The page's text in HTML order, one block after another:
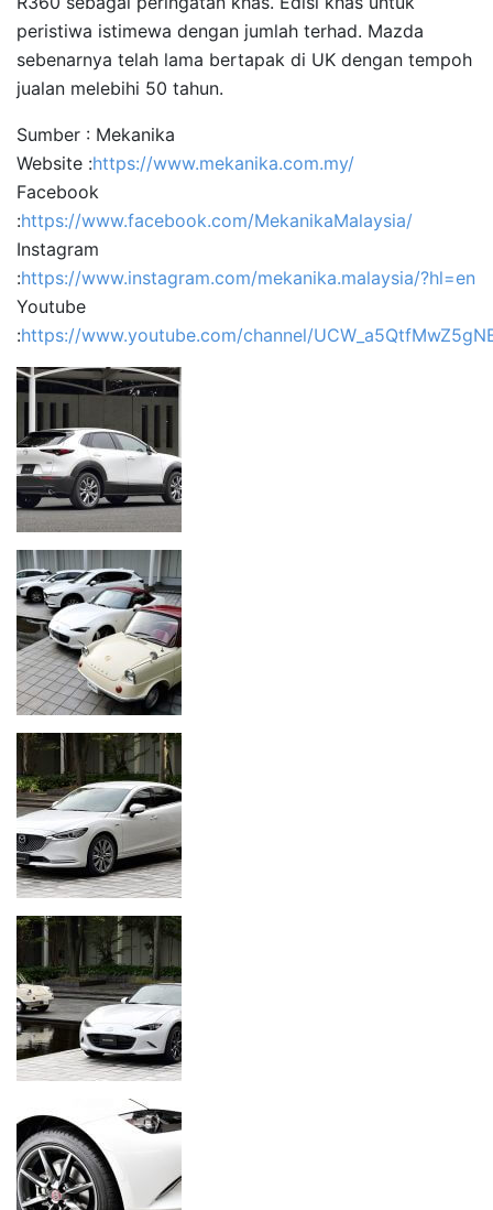
peristiwa istimewa dengan jumlah terhad. Mazda
sebenarnya telah lama bertapak di UK dengan tempoh
jualan melebihi 50 tahun.
Sumber : Mekanika
Website :https://www.mekanika.com.my/
Facebook
:https://www.facebook.com/MekanikaMalaysia/
Instagram
:https://www.instagram.com/mekanika.malaysia/?hl=en
Youtube
:https://www.youtube.com/channel/